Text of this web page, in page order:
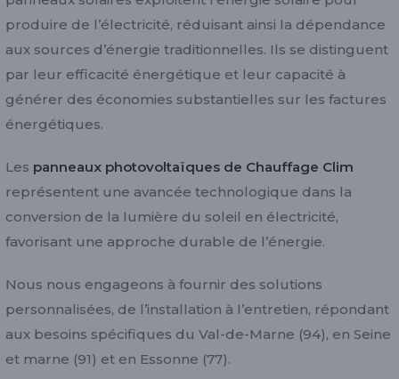
produire de l’électricité, réduisant ainsi la dépendance
aux sources d’énergie traditionnelles. Ils se distinguent
par leur efficacité énergétique et leur capacité à
générer des économies substantielles sur les factures
énergétiques.
Les panneaux photovoltaïques de Chauffage Clim
représentent une avancée technologique dans la
conversion de la lumière du soleil en électricité,
favorisant une approche durable de l’énergie.
Nous nous engageons à fournir des solutions
personnalisées, de l’installation à l’entretien, répondant
aux besoins spécifiques du Val-de-Marne (94), en Seine
et marne (91) et en Essonne (77).